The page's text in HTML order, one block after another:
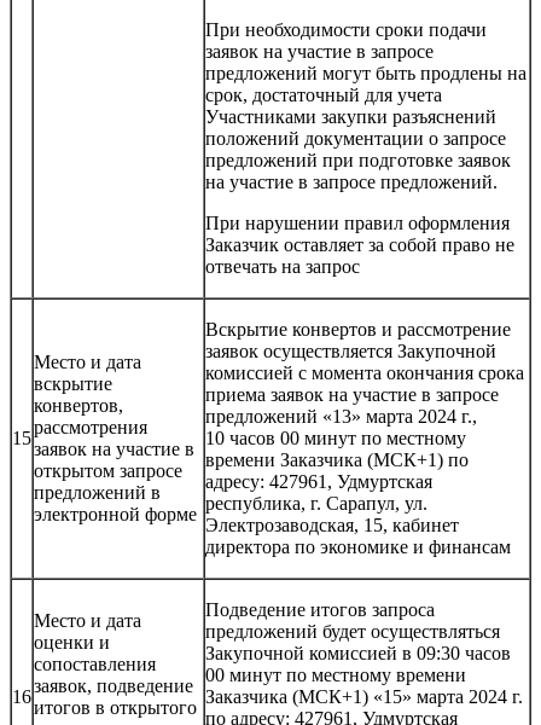
При необходимости сроки подачи
заявок на участие в запросе
предложений могут быть продлены на
срок, достаточный для учета
Участниками закупки разъяснений
положений документации о запросе
предложений при подготовке заявок
на участие в запросе предложений.
При нарушении правил оформления
Заказчик оставляет за собой право не
отвечать на запрос
15
Место и дата
вскрытие
конвертов,
рассмотрения
заявок на участие в
открытом запросе
предложений в
электронной форме
Вскрытие конвертов и рассмотрение
заявок осуществляется Закупочной
комиссией с момента окончания срока
приема заявок на участие в запросе
предложений «13» марта 2024 г.,
10 часов 00 минут по местному
времени Заказчика (МСК+1) по
адресу: 427961, Удмуртская
республика, г. Сарапул, ул.
Электрозаводская, 15, кабинет
директора по экономике и финансам
16
Место и дата
оценки и
сопоставления
заявок, подведение
итогов в открытого
Подведение итогов запроса
предложений будет осуществляться
Закупочной комиссией в 09:30 часов
00 минут по местному времени
Заказчика (МСК+1) «15» марта 2024 г.
по адресу: 427961, Удмуртская